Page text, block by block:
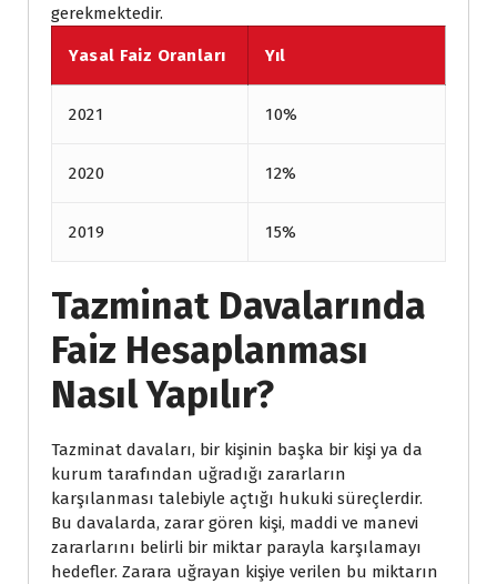
gerekmektedir.
Yasal Faiz Oranları Yıl
2021 10%
2020 12%
2019 15%
Tazminat Davalarında
Faiz Hesaplanması
Nasıl Yapılır?
Tazminat davaları, bir kişinin başka bir kişi ya da
kurum tarafından uğradığı zararların
karşılanması talebiyle açtığı hukuki süreçlerdir.
Bu davalarda, zarar gören kişi, maddi ve manevi
zararlarını belirli bir miktar parayla karşılamayı
hedefler. Zarara uğrayan kişiye verilen bu miktarın